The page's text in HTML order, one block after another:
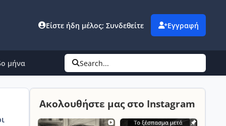
Είστε ήδη μέλος; Συνδεθείτε Εγγραφή
μήνα Search...
Ακολουθήστε μας στο Instagram